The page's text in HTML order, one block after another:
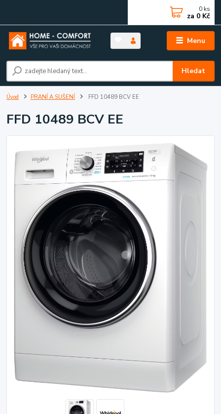
Menu
Hledat
0 ks
za 0 Kč
Úvod PRANÍ A SUŠENÍ FFD 10489 BCV EE
FFD 10489 BCV EE